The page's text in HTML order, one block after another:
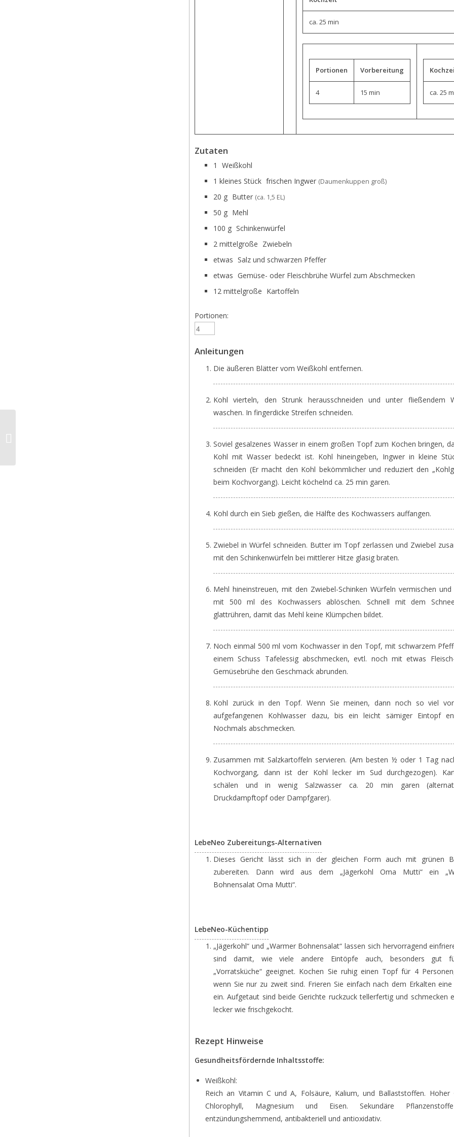
ca. 25 min
Portionen Vorbereitung
4 15 min ca. 25
Zutaten
1
Weißkohl
1 kleines Stück frischen Ingwer (Daumenkuppen groß)
20 g Butter (ca. 1,5 EL)
50 g Mehl
100 g Schinkenwürfel
2 mittelgroße Zwiebeln
etwas Salz und schwarzen Pfeffer
etwas Gemüse- oder Fleischbrühe Würfel zum Abschmecken
12 mittelgroße Kartoffeln
Portionen:
Anleitungen
Die äußeren Blätter vom Weißkohl entfernen.
Kohl vierteln, den Strunk herausschneiden und unter fließendem
waschen. In fingerdicke Streifen schneiden.
Soviel gesalzenes Wasser in einem großen Topf zum Kochen bringen,
Kohl mit Wasser bedeckt ist. Kohl hineingeben, Ingwer in kleine
schneiden (Er macht den Kohl bekömmlicher und reduziert den
beim Kochvorgang). Leicht köchelnd ca. 25 min garen.
Kohl durch ein Sieb gießen, die Hälfte des Kochwassers auffangen.
Zwiebel in Würfel schneiden. Butter im Topf zerlassen und Zwiebel
mit den Schinkenwürfeln bei mittlerer Hitze glasig braten.
Mehl hineinstreuen, mit den Zwiebel-Schinken Würfeln vermischen
mit 500 ml des Kochwassers ablöschen. Schnell mit dem
glattrühren, damit das Mehl keine Klümpchen bildet.
Noch einmal 500 ml vom Kochwasser in den Topf, mit schwarzem
einem Schuss Tafelessig abschmecken, evtl. noch mit etwas
Gemüsebrühe den Geschmack abrunden.
Kohl zurück in den Topf. Wenn Sie meinen, dann noch so viel
aufgefangenen Kohlwasser dazu, bis ein leicht sämiger Eintopf
Nochmals abschmecken.
Zusammen mit Salzkartoffeln servieren. (Am besten ½ oder 1 Tag
Kochvorgang, dann ist der Kohl lecker im Sud durchgezogen).
schälen und in wenig Salzwasser ca. 20 min garen
Druckdampftopf oder Dampfgarer).
LebeNeo Zubereitungs-Alternativen
Dieses Gericht lässt sich in der gleichen Form auch mit grünen
zubereiten. Dann wird aus dem „Jägerkohl Oma Mutti“ ein
Bohnensalat Oma Mutti“.
LebeNeo-Küchentipp
„Jägerkohl“ und „Warmer Bohnensalat“ lassen sich hervorragend
sind damit, wie viele andere Eintöpfe auch, besonders gut
„Vorratsküche“ geeignet. Kochen Sie ruhig einen Topf für 4
wenn Sie nur zu zweit sind. Frieren Sie einfach nach dem Erkalten
ein. Aufgetaut sind beide Gerichte ruckzuck tellerfertig und schmecken
lecker wie frischgekocht.
Rezept Hinweise
Gesundheitsfördernde Inhaltsstoffe:
Weißkohl:
Reich an Vitamin C und A, Folsäure, Kalium, und Ballaststoffen. Hoher
Chlorophyll, Magnesium und Eisen. Sekundäre
entzündungshemmend, antibakteriell und antioxidativ.